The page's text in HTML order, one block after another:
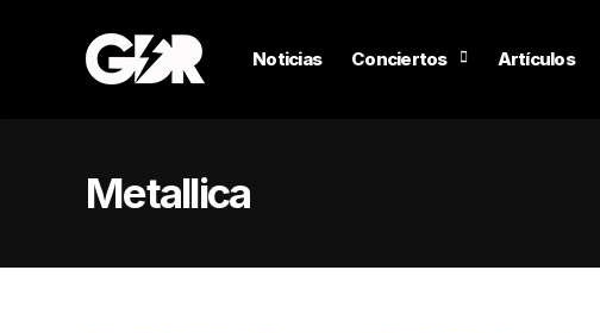
Noticias Conciertos Artículos
Metallica